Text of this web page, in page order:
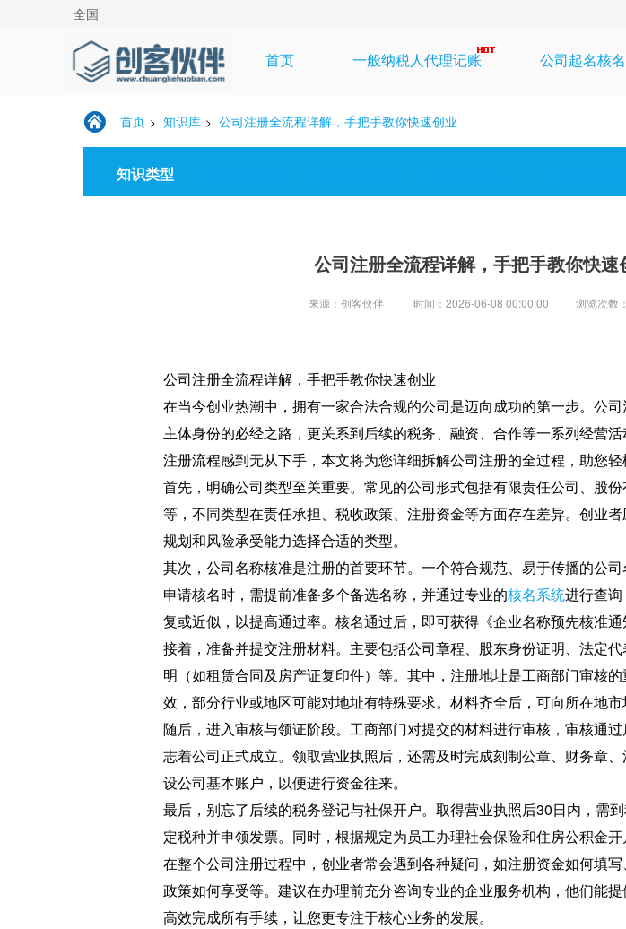
全国
首页 一般纳税人代理记账 公司起名核名
首页 > 知识库 > 公司注册全流程详解，手把手教你快速创业
知识类型
公司注册全流程详解，手把手教你快速
来源：创客伙伴 时间：2026-06-08 00:00:00 浏览次数
公司注册全流程详解，手把手教你快速创业
在当今创业热潮中，拥有一家合法合规的公司是迈向成功的第一步。公
主体身份的必经之路，更关系到后续的税务、融资、合作等一系列经营
注册流程感到无从下手，本文将为您详细拆解公司注册的全过程，助您轻
首先，明确公司类型至关重要。常见的公司形式包括有限责任公司、股
等，不同类型在责任承担、税收政策、注册资金等方面存在差异。创业
规划和风险承受能力选择合适的类型。
其次，公司名称核准是注册的首要环节。一个符合规范、易于传播的公
申请核名时，需提前准备多个备选名称，并通过专业的核名系统进行查
复或近似，以提高通过率。核名通过后，即可获得《企业名称预先核准通
接着，准备并提交注册材料。主要包括公司章程、股东身份证明、法定
明（如租赁合同及房产证复印件）等。其中，注册地址是工商部门审核
效，部分行业或地区可能对地址有特殊要求。材料齐全后，可向所在地市
随后，进入审核与领证阶段。工商部门对提交的材料进行审核，审核通
志着公司正式成立。领取营业执照后，还需及时完成刻制公章、财务章
设公司基本账户，以便进行资金往来。
最后，别忘了后续的税务登记与社保开户。取得营业执照后30日内，需
定税种并申领发票。同时，根据规定为员工办理社会保险和住房公积金开
在整个公司注册过程中，创业者常会遇到各种疑问，如注册资金如何填
政策如何享受等。建议在办理前充分咨询专业的企业服务机构，他们能
高效完成所有手续，让您更专注于核心业务的发展。